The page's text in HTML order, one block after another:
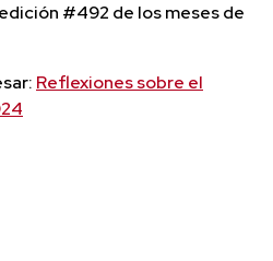
#492 de los meses de
Reflexiones sobre el